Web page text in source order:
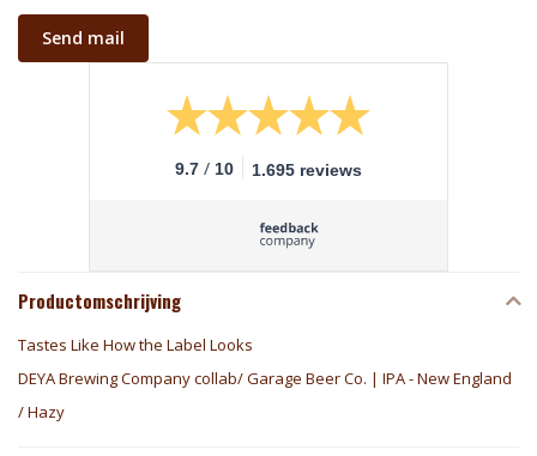
Send mail
9.7 / 10 1.695 reviews
Productomschrijving
Tastes Like How the Label Looks
DEYA Brewing Company collab/ Garage Beer Co. | IPA - New England
/ Hazy